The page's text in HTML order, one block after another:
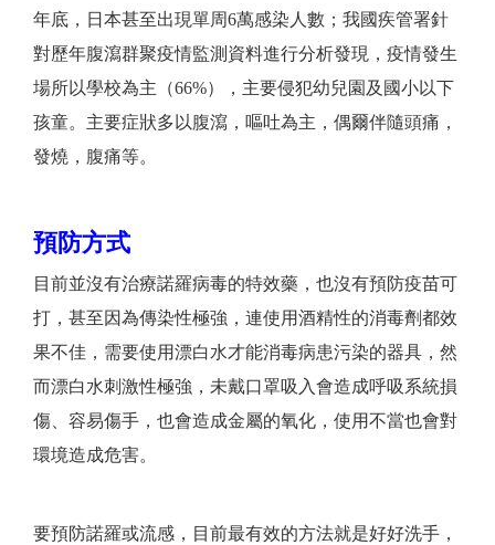
年底，日本甚至出現單周6萬感染人數；我國疾管署針
對歷年腹瀉群聚疫情監測資料進行分析發現，疫情發生
場所以學校為主（66%），主要侵犯幼兒園及國小以下
孩童。主要症狀多以腹瀉，嘔吐為主，偶爾伴隨頭痛，
發燒，腹痛等。
預防方式
目前並沒有治療諾羅病毒的特效藥，也沒有預防疫苗可
打，甚至因為傳染性極強，連使用酒精性的消毒劑都效
果不佳，需要使用漂白水才能消毒病患污染的器具，然
而漂白水刺激性極強，未戴口罩吸入會造成呼吸系統損
傷、容易傷手，也會造成金屬的氧化，使用不當也會對
環境造成危害。
要預防諾羅或流感，目前最有效的方法就是好好洗手，